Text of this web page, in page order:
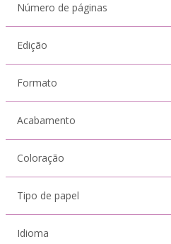
Número de páginas
Edição
Formato
Acabamento
Coloração
Tipo de papel
Idioma